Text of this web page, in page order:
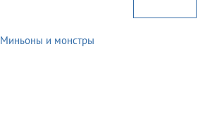
Миньоны и монстры